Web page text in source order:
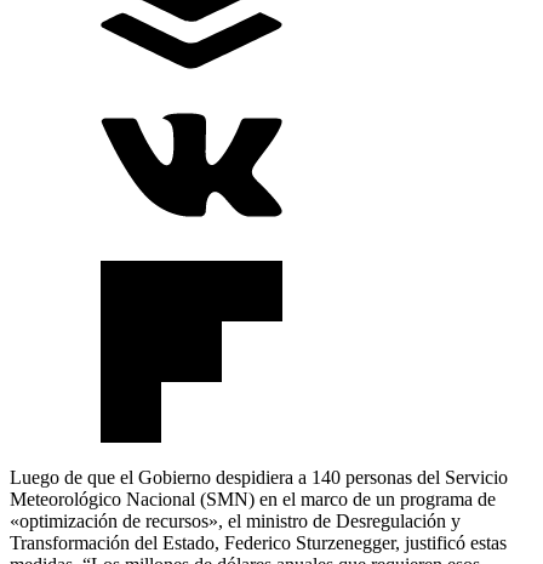
Luego de que el Gobierno despidiera a 140 personas del Servicio
Meteorológico Nacional (SMN) en el marco de un programa de
«optimización de recursos», el ministro de Desregulación y
Transformación del Estado, Federico Sturzenegger, justificó estas